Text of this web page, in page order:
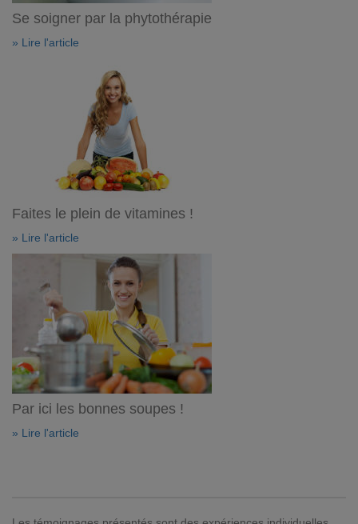
Se soigner par la phytothérapie
» Lire l'article
Faites le plein de vitamines !
» Lire l'article
Par ici les bonnes soupes !
» Lire l'article